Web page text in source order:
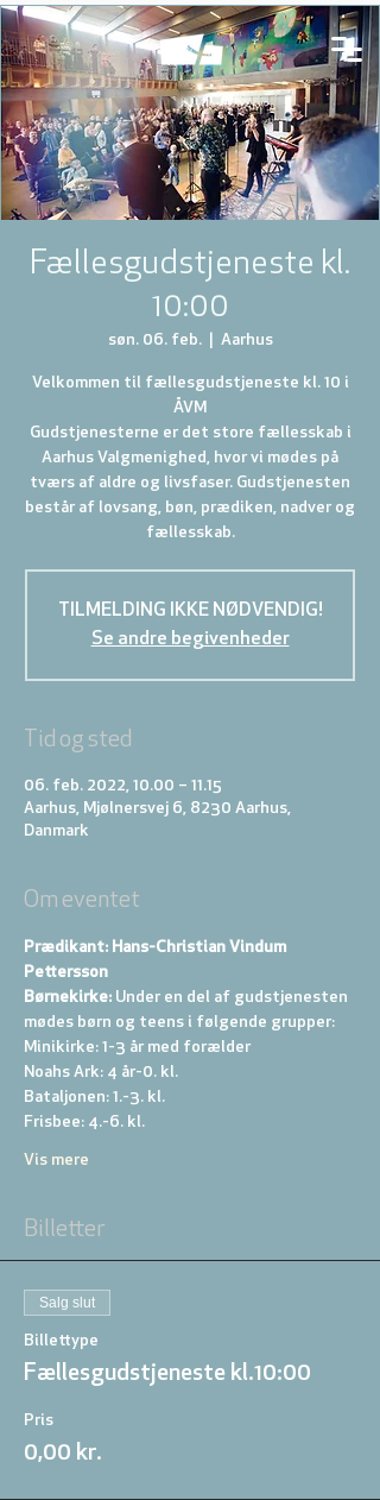
Fællesgudstjeneste kl.
10:00
søn. 06. feb.
  |
Aarhus
Velkommen til fællesgudstjeneste kl. 10 i
ÅVM
Gudstjenesterne er det store fællesskab i
Aarhus Valgmenighed, hvor vi mødes på
tværs af aldre og livsfaser. Gudstjenesten
består af lovsang, bøn, prædiken, nadver og
fællesskab.
TILMELDING IKKE NØDVENDIG!
Se andre begivenheder
Tid og sted
06. feb. 2022, 10.00 – 11.15
Aarhus, Mjølnersvej 6, 8230 Aarhus,
Danmark
Om eventet
Prædikant: Hans-Christian Vindum
Pettersson
Børnekirke: Under en del af gudstjenesten
mødes børn og teens i følgende grupper:
Minikirke: 1-3 år med forælder
Noahs Ark: 4 år-0. kl.
Bataljonen: 1.-3. kl.
Frisbee: 4.-6. kl.
Vis mere
Billetter
Salg slut
Billettype
Fællesgudstjeneste kl.10:00
Pris
0,00 kr.